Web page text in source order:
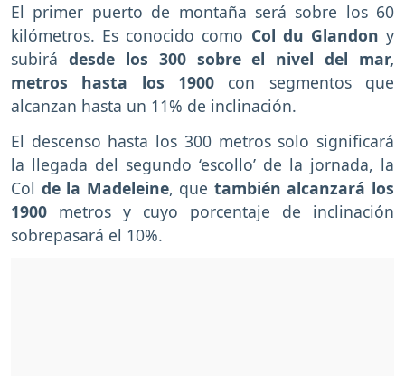
El primer puerto de montaña será sobre los 60
kilómetros. Es conocido como Col du Glandon y
subirá desde los 300 sobre el nivel del mar,
metros hasta los 1900 con segmentos que
alcanzan hasta un 11% de inclinación.
El descenso hasta los 300 metros solo significará
la llegada del segundo ‘escollo’ de la jornada, la
Col de la Madeleine, que también alcanzará los
1900 metros y cuyo porcentaje de inclinación
sobrepasará el 10%.